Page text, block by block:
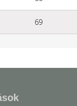
69